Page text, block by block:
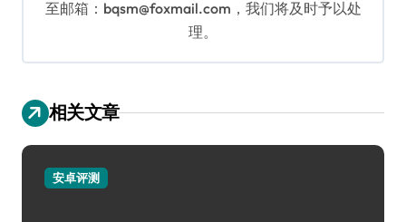
至邮箱：bqsm@foxmail.com，我们将及时予以处
理。
相关文章
安卓评测